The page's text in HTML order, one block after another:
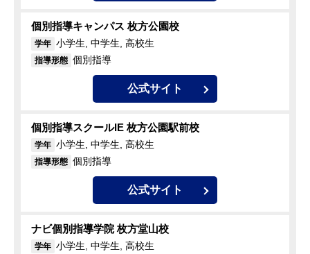
個別指導キャンパス 枚方公園校
学年 小学生, 中学生, 高校生
指導形態 個別指導
公式サイト
個別指導スクールIE 枚方公園駅前校
学年 小学生, 中学生, 高校生
指導形態 個別指導
公式サイト
ナビ個別指導学院 枚方堂山校
学年 小学生, 中学生, 高校生